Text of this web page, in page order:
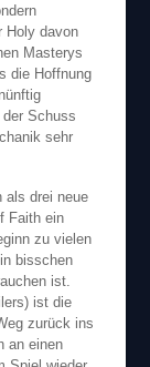
Holy davon
Masterys
die Hoffnung
Schuss
sehr
als drei neue
Faith ein
zu vielen
bisschen
ist.
ist die
zurück ins
an einen